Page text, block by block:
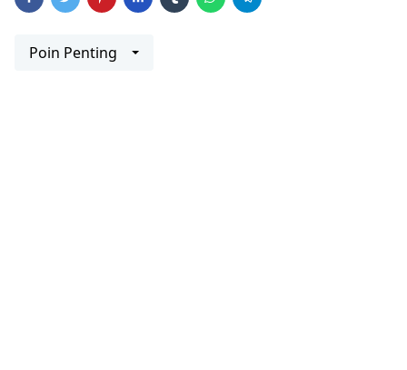
Poin Penting